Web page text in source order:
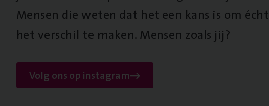
Mensen die weten dat het een kans is om écht
het verschil te maken. Mensen zoals jij?
Volg ons op instagram